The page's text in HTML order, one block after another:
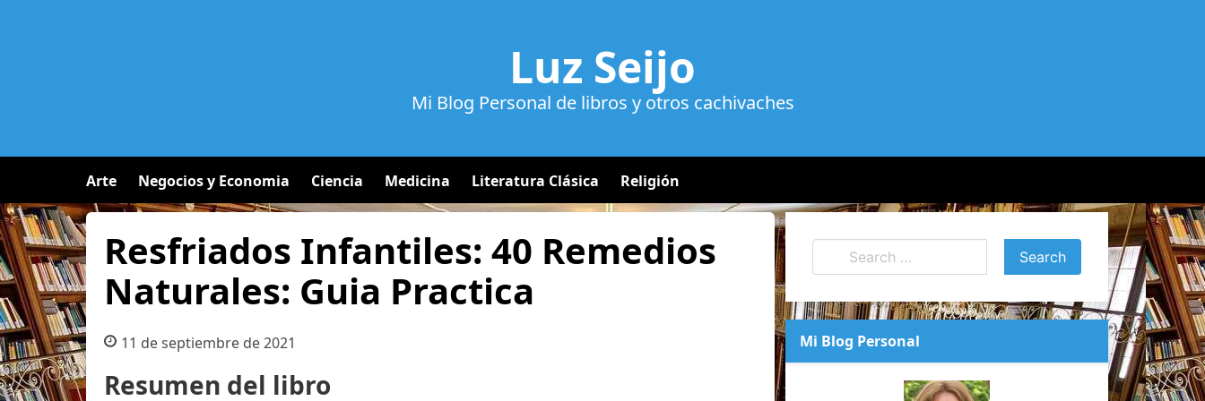
Luz Seijo
Mi Blog Personal de libros y otros cachivaches
Arte Negocios y Economia Ciencia Medicina Literatura Clásica Religión
Resfriados Infantiles: 40 Remedios
Naturales: Guia Practica
11 de septiembre de 2021
Resumen del libro
Mi Blog Personal